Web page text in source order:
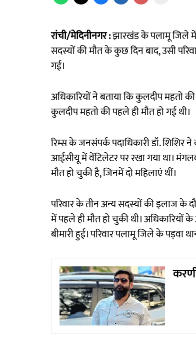
रांची/मेदिनीनगर :झारखंड के पलामू जिले
सदस्यों की मौत के कुछ दिन बाद, उसी
गई।
अधिकारियों ने बताया कि कुलदीप महतो
कुलदीप महतो की पहले ही मौत हो गई थी।
रिम्स के जनसंपर्क पदाधिकारी डॉ. शिशिर
आईसीयू में वेंटिलेटर पर रखा गया था।
मौत हो चुकी है, जिनमें दो महिलाएं थीं।
परिवार के तीन अन्य सदस्यों की इलाज के
में पहले ही मौत हो चुकी थी। अधिकारियों
बीमारी हुई। परिवार पलामू जिले के पड़वा